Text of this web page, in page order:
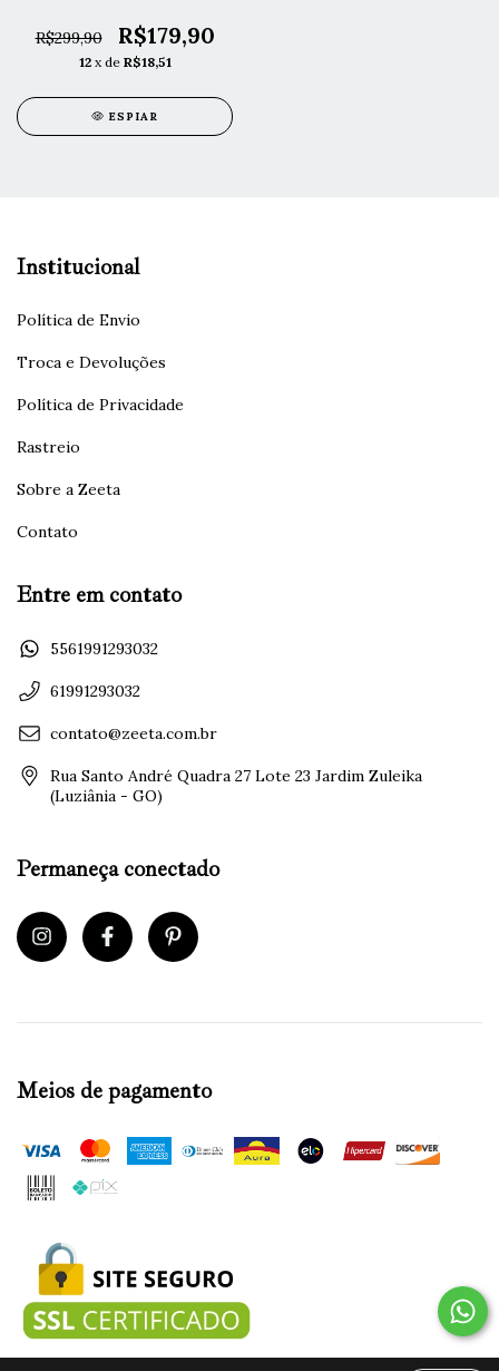
R$299,90 R$179,90
12 x de R$18,51
ESPIAR
Institucional
Política de Envio
Troca e Devoluções
Política de Privacidade
Rastreio
Sobre a Zeeta
Contato
Entre em contato
5561991293032
61991293032
contato@zeeta.com.br
Rua Santo André Quadra 27 Lote 23 Jardim Zuleika
(Luziânia - GO)
Permaneça conectado
Meios de pagamento